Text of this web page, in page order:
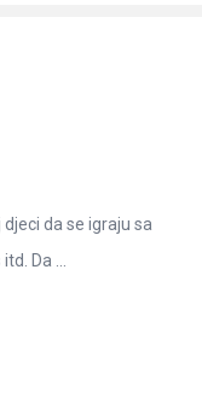
da se igraju sa
Da ...